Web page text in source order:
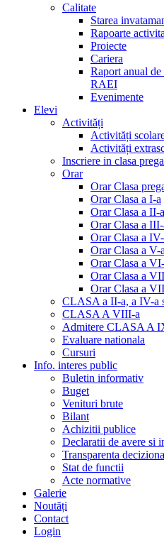
Calitate
Starea
Rapoarte
Proiecte
Cariera
Raport anual
RAEI
Evenimente
Elevi
Activități
Activități
Activități
Inscriere in clasa
Orar
Orar Clasa
Orar Clasa a I-a
Orar Clasa a II-a
Orar Clasa a III-
Orar Clasa a
Orar Clasa a V-a
Orar Clasa a
Orar Clasa a
Orar Clasa a
CLASA a II-a, a IV-a
CLASA A VIII-a
Admitere CLASA A
Evaluare nationala
Cursuri
Info. interes public
Buletin informativ
Buget
Venituri brute
Bilant
Achizitii publice
Declaratii de avere si
Transparenta
Stat de functii
Acte normative
Galerie
Noutăți
Contact
Login